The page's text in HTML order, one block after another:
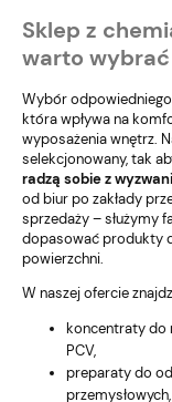
Sklep z
warto
Wybór
która wpływa na
wyposażenia wnętrz.
selekcjonowany, tak
radzą sobie z
od biur po zakłady
sprzedaży – służymy
dopasować produkty
powierzchni.
W naszej ofercie
koncentraty do
PCV,
preparaty do
przemysłowych,